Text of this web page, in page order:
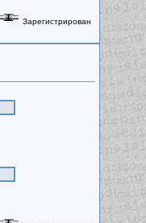
Зарегистрирован